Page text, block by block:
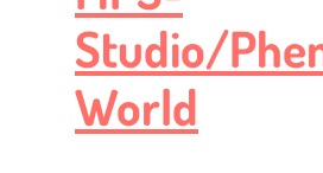
Studio/
World